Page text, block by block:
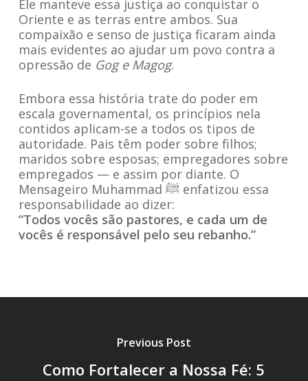
Ele manteve essa justiça ao conquistar o
Oriente e as terras entre ambos. Sua
compaixão e senso de justiça ficaram ainda
mais evidentes ao ajudar um povo contra a
opressão de Gog e Magog.
Embora essa história trate do poder em
escala governamental, os princípios nela
contidos aplicam-se a todos os tipos de
autoridade. Pais têm poder sobre filhos;
maridos sobre esposas; empregadores sobre
empregados — e assim por diante. O
Mensageiro Muhammad ﷺ enfatizou essa
responsabilidade ao dizer:
“Todos vocês são pastores, e cada um de
vocês é responsável pelo seu rebanho.”
Previous Post
Como Fortalecer a Nossa Fé: 5